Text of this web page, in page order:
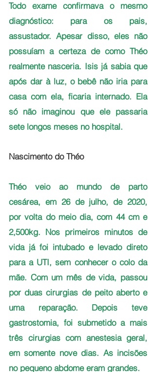
Todo exame confirmava o mesmo
diagnóstico: para os pais,
assustador. Apesar disso, eles não
possuíam a certeza de como Théo
realmente nasceria. Isis já sabia que
após dar à luz, o bebê não iria para
casa com ela, ficaria internado. Ela
só não imaginou que ele passaria
sete longos meses no hospital.
Nascimento do Théo
Théo veio ao mundo de parto
cesárea, em 26 de julho, de 2020,
por volta do meio dia, com 44 cm e
2,500kg. Nos primeiros minutos de
vida já foi intubado e levado direto
para a UTI, sem conhecer o colo da
mãe. Com um mês de vida, passou
por duas cirurgias de peito aberto e
uma reparação. Depois teve
gastrostomia, foi submetido a mais
três cirurgias com anestesia geral,
em somente nove dias. As incisões
no pequeno abdome eram grandes.